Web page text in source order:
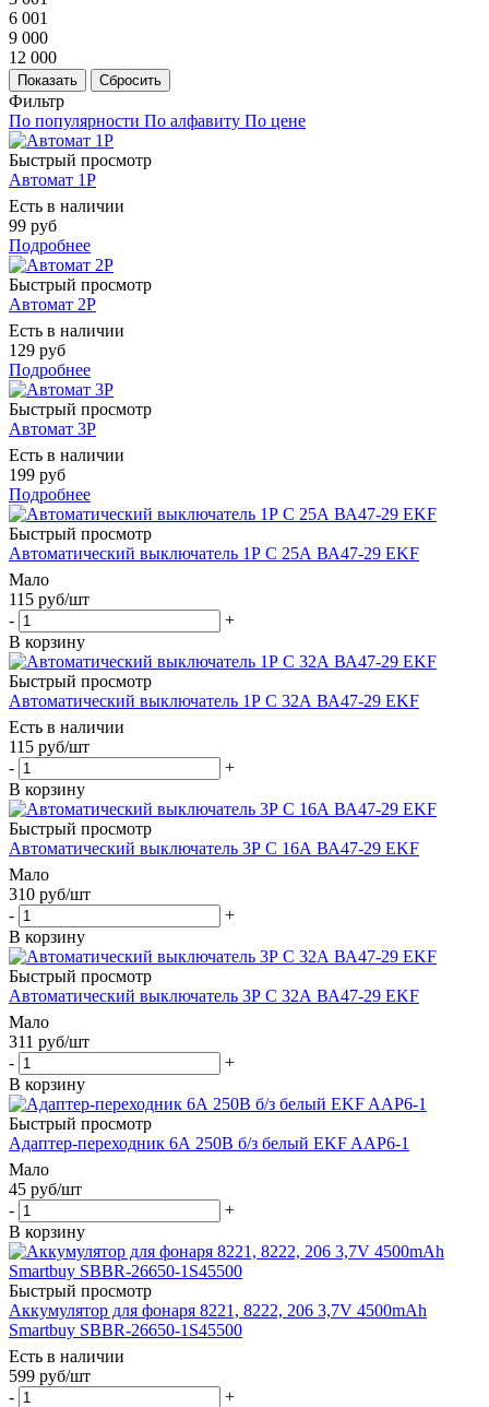
6 001
9 000
12 000
Показать Сбросить
Фильтр
По популярности По алфавиту По цене
Быстрый просмотр
Автомат 1Р
Есть в наличии
99 руб
Подробнее
Быстрый просмотр
Автомат 2Р
Есть в наличии
129 руб
Подробнее
Быстрый просмотр
Автомат 3Р
Есть в наличии
199 руб
Подробнее
Быстрый просмотр
Автоматический выключатель 1Р С 25А ВА47-29 EKF
Мало
115 руб/шт
-
+
В корзину
Быстрый просмотр
Автоматический выключатель 1Р С 32А ВА47-29 EKF
Есть в наличии
115 руб/шт
-
+
В корзину
Быстрый просмотр
Автоматический выключатель 3Р С 16А ВА47-29 EKF
Мало
310 руб/шт
-
+
В корзину
Быстрый просмотр
Автоматический выключатель 3Р С 32А ВА47-29 EKF
Мало
311 руб/шт
-
+
В корзину
Быстрый просмотр
Адаптер-переходник 6А 250В б/з белый EKF AAP6-1
Мало
45 руб/шт
-
+
В корзину
Быстрый просмотр
Аккумулятор для фонаря 8221, 8222, 206 3,7V 4500mAh
Smartbuy SBBR-26650-1S45500
Есть в наличии
599 руб/шт
-
+